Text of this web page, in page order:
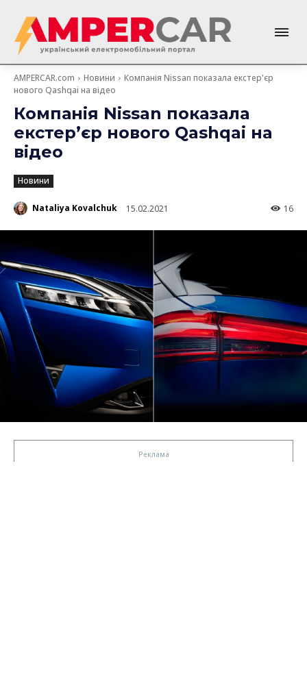
AMPERCAR.com Новини
Компанія Nissan показала екстер'єр
нового Qashqai на відео
Компанія Nissan показала
екстер’єр нового Qashqai на
відео
Новини
Nataliya Kovalchuk 15.02.2021 16